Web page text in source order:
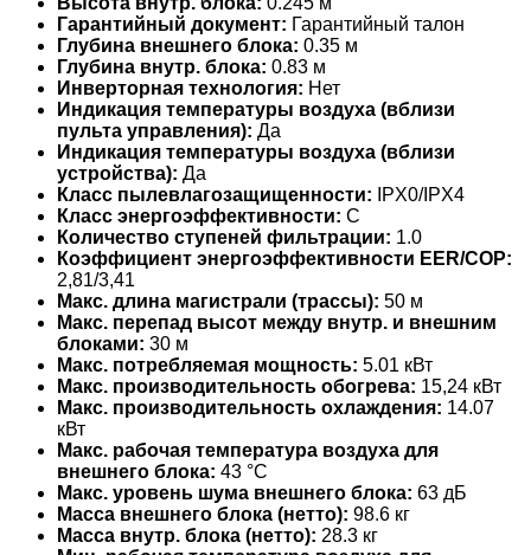
Гарантийный документ: Гарантийный талон
Глубина внешнего блока: 0.35 м
Глубина внутр. блока: 0.83 м
Инверторная технология: Нет
Индикация температуры воздуха (вблизи
пульта управления): Да
Индикация температуры воздуха (вблизи
устройства): Да
Класс пылевлагозащищенности: IPX0/IPX4
Класс энергоэффективности: C
Количество ступеней фильтрации: 1.0
Коэффициент энергоэффективности EER/COP:
2,81/3,41
Макс. длина магистрали (трассы): 50 м
Макс. перепад высот между внутр. и внешним
блоками: 30 м
Макс. потребляемая мощность: 5.01 кВт
Макс. производительность обогрева: 15,24 кВт
Макс. производительность охлаждения: 14.07
кВт
Макс. рабочая температура воздуха для
внешнего блока: 43 °С
Макс. уровень шума внешнего блока: 63 дБ
Масса внешнего блока (нетто): 98.6 кг
Масса внутр. блока (нетто): 28.3 кг